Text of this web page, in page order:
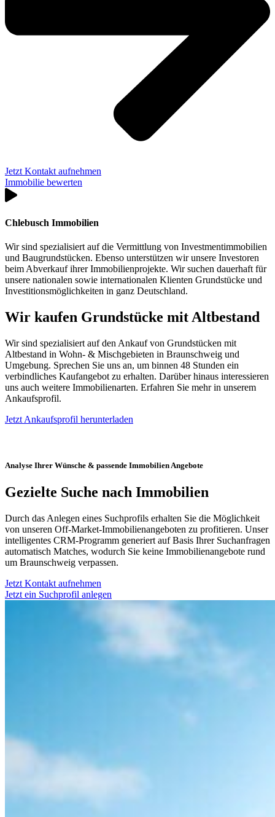
Jetzt Kontakt aufnehmen
Immobilie bewerten
Chlebusch Immobilien
Wir sind spezialisiert auf die Vermittlung von Investmentimmobilien
und Baugrundstücken. Ebenso unterstützen wir unsere Investoren
beim Abverkauf ihrer Immobilienprojekte. Wir suchen dauerhaft für
unsere nationalen sowie internationalen Klienten Grundstücke und
Investitionsmöglichkeiten in ganz Deutschland.
Wir kaufen Grundstücke mit Altbestand
Wir sind spezialisiert auf den Ankauf von Grundstücken mit
Altbestand in Wohn- & Mischgebieten in Braunschweig und
Umgebung. Sprechen Sie uns an, um binnen 48 Stunden ein
verbindliches Kaufangebot zu erhalten. Darüber hinaus interessieren
uns auch weitere Immobilienarten. Erfahren Sie mehr in unserem
Ankaufsprofil.
Jetzt Ankaufsprofil herunterladen
Analyse Ihrer Wünsche & passende Immobilien Angebote
Gezielte Suche nach Immobilien
Durch das Anlegen eines Suchprofils erhalten Sie die Möglichkeit
von unseren Off-Market-Immobilienangeboten zu profitieren. Unser
intelligentes CRM-Programm generiert auf Basis Ihrer Suchanfragen
automatisch Matches, wodurch Sie keine Immobilienangebote rund
um Braunschweig verpassen.
Jetzt Kontakt aufnehmen
Jetzt ein Suchprofil anlegen